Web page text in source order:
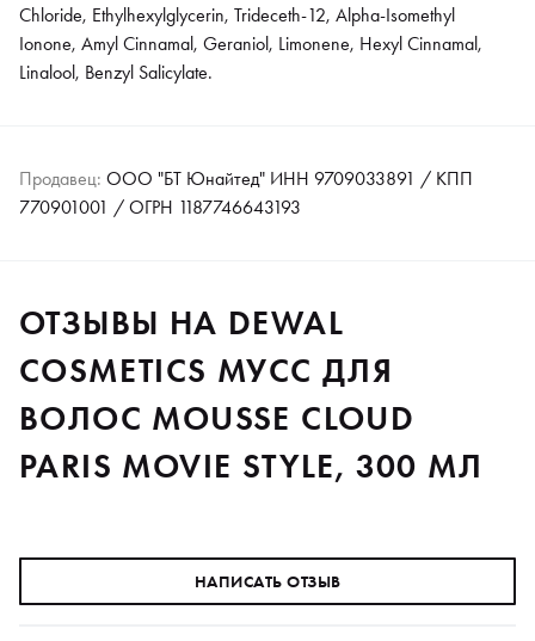
Chloride, Ethylhexylglycerin, Trideceth-12, Alpha-Isomethyl
Ionone, Amyl Cinnamal, Geraniol, Limonene, Hexyl Cinnamal,
Linalool, Benzyl Salicylate.
Продавец: ООО "БТ Юнайтед" ИНН 9709033891 / КПП
770901001 / ОГРН 1187746643193
ОТЗЫВЫ НА DEWAL
COSMETICS МУСС ДЛЯ
ВОЛОС MOUSSE CLOUD
PARIS MOVIE STYLE, 300 МЛ
НАПИСАТЬ ОТЗЫВ